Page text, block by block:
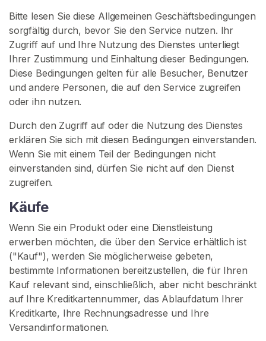
Bitte lesen Sie diese Allgemeinen Geschäftsbedingungen
sorgfältig durch, bevor Sie den Service nutzen. Ihr
Zugriff auf und Ihre Nutzung des Dienstes unterliegt
Ihrer Zustimmung und Einhaltung dieser Bedingungen.
Diese Bedingungen gelten für alle Besucher, Benutzer
und andere Personen, die auf den Service zugreifen
oder ihn nutzen.
Durch den Zugriff auf oder die Nutzung des Dienstes
erklären Sie sich mit diesen Bedingungen einverstanden.
Wenn Sie mit einem Teil der Bedingungen nicht
einverstanden sind, dürfen Sie nicht auf den Dienst
zugreifen.
Käufe
Wenn Sie ein Produkt oder eine Dienstleistung
erwerben möchten, die über den Service erhältlich ist
("Kauf"), werden Sie möglicherweise gebeten,
bestimmte Informationen bereitzustellen, die für Ihren
Kauf relevant sind, einschließlich, aber nicht beschränkt
auf Ihre Kreditkartennummer, das Ablaufdatum Ihrer
Kreditkarte, Ihre Rechnungsadresse und Ihre
Versandinformationen.
R
I
E
R
E
N
S
I
E
I
C
H
K
O
S
T
N
O
S
>
S
t
a
r